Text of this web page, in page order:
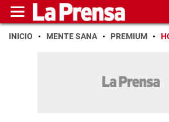
INICIO MENTE SANA PREMIUM